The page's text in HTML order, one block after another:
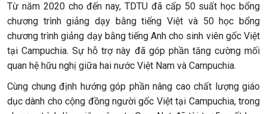
Từ năm 2020 cho đến nay, TDTU đã cấp 50 suất học bổng
chương trình giảng dạy bằng tiếng Việt và 50 học bổng
chương trình giảng dạy bằng tiếng Anh cho sinh viên gốc Việt
tại Campuchia. Sự hỗ trợ này đã góp phần tăng cường mối
quan hệ hữu nghị giữa hai nước Việt Nam và Campuchia.
Cùng chung định hướng góp phần nâng cao chất lượng giáo
dục dành cho cộng đồng người gốc Việt tại Campuchia, trong